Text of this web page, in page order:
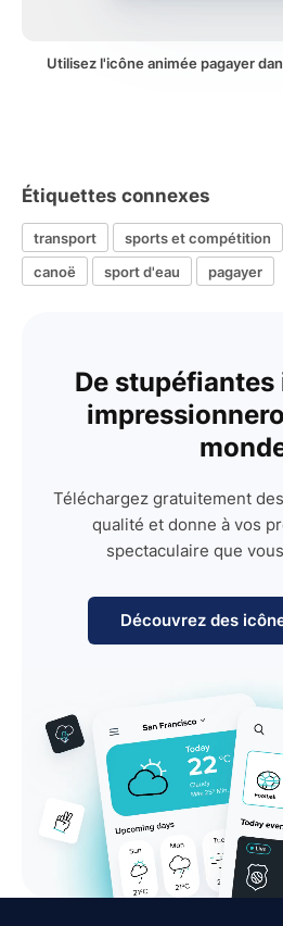
Utilisez l'icône animée pagayer
Étiquettes connexes
transport sports et compétition
canoë
sport d'eau pagayer
De
Téléchargez gratuitement
qualité et donne à vos
spectaculaire que
Découvrez des